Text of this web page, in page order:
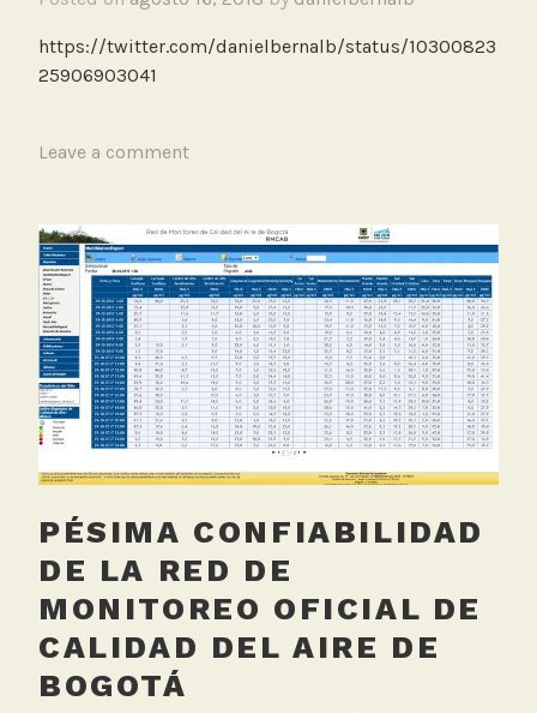
e
,
L
e
https://twitter.com/danielbernalb/status/10300823
25906903041
T
g
e
d
F
a
l
l
a
s
R
e
d
M
o
n
i
Leave a comment
PÉSIMA CONFIABILIDAD
DE LA RED DE
MONITOREO OFICIAL DE
CALIDAD DEL AIRE DE
BOGOTÁ